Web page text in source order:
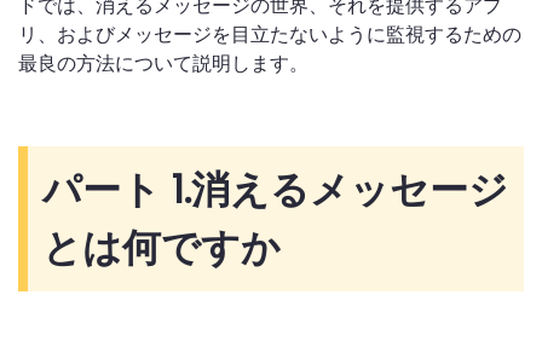
ドでは、消えるメッセージの世界、それを提供するアプ
リ、およびメッセージを目立たないように監視するための
最良の方法について説明します。
パート 1.消えるメッセージ
とは何ですか